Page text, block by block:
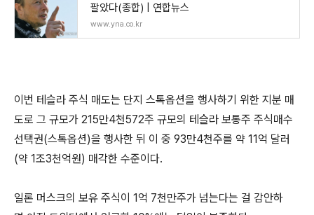
팔았다(종합) | 연합뉴스
www.yna.co.kr
이번 테슬라 주식 매도는 단지 스톡옵션을 행사하기 위한 지분 매
도로 그 규모가 215만4천572주 규모의 테슬라 보통주 주식매수
선택권(스톡옵션)을 행사한 뒤 이 중 93만4천주를 약 11억 달러
(약 1조3천억원) 매각한 수준이다.
일론 머스크의 보유 주식이 1억 7천만주가 넘는다는 걸 감안하